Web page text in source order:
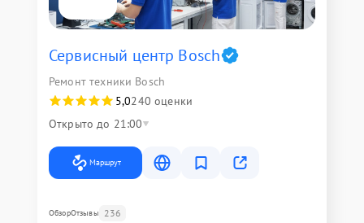
Сервисный центр Bosch
Ремонт техники Bosch
5,0240 оценки
Открыто до 21:00
Маршрут
ОбзорОтзывы 236